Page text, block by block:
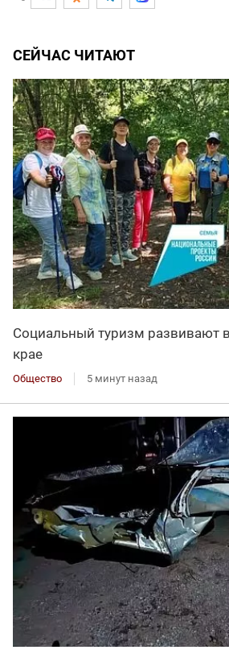
СЕЙЧАС ЧИТАЮТ
Социальный туризм развивают
крае
Общество 5 минут назад